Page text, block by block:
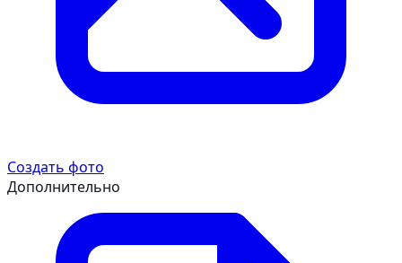
Создать фото
Дополнительно